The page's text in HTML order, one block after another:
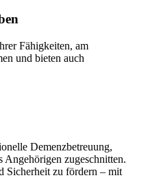
Fähigkeiten, am
und bieten auch
Demenzbetreuung,
zugeschnitten.
Sicherheit zu fördern – mit